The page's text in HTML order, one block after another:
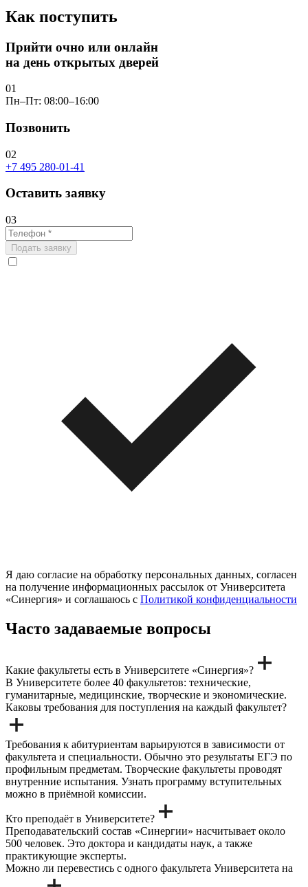
Как поступить
Прийти очно или онлайн
на день открытых дверей
01
Пн–Пт: 08:00–16:00
Позвонить
02
+7 495 280-01-41
Оставить заявку
03
Подать заявку
Я даю согласие на обработку персональных данных, согласен
на получение информационных рассылок от Университета
«Синергия» и соглашаюсь c Политикой конфиденциальности
Часто задаваемые вопросы
Какие факультеты есть в Университете «Синергия»?
В Университете более 40 факультетов: технические,
гуманитарные, медицинские, творческие и экономические.
Каковы требования для поступления на каждый факультет?
Требования к абитуриентам варьируются в зависимости от
факультета и специальности. Обычно это результаты ЕГЭ по
профильным предметам. Творческие факультеты проводят
внутренние испытания. Узнать программу вступительных
можно в приёмной комиссии.
Кто преподаёт в Университете?
Преподавательский состав «Синергии» насчитывает около
500 человек. Это доктора и кандидаты наук, а также
практикующие эксперты.
Можно ли перевестись с одного факультета Университета на